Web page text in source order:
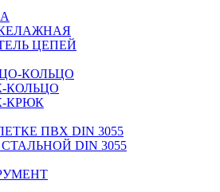
ЦЕПЕЙ
КОЛЬЦО
КОЛЬЦО
КРЮК
ПВХ DIN 3055
DIN 3055